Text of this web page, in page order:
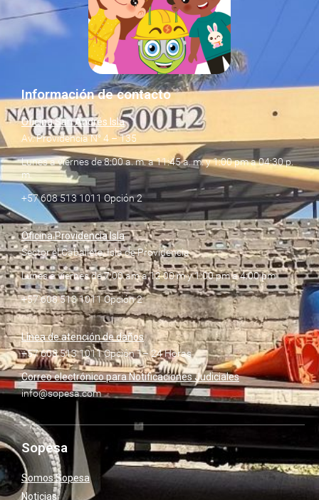
Información de contacto
Oficina San Andrés Isla
Av. Providencia N° 4 – 135
Lunes a viernes de 8:00 a. m. a 11:45 a. m. y 1:00 pm a 04:30 p.
m.
+57 608 513 1011 Opción 2
Oficina Providencia Isla
Sector el Caballete, Isla de Providencia
Lunes a viernes de 7:00 am a 12:00 m y 1:00 pm a 4:00 pm
+57 608 513 1011 Opción 2
Línea de atención de daños
+57 608 513 1011 Opción 1– 24 Horas
Correo electrónico para Notificaciones Judiciales
info@sopesa.com
Sopesa
Somos Sopesa
Noticias